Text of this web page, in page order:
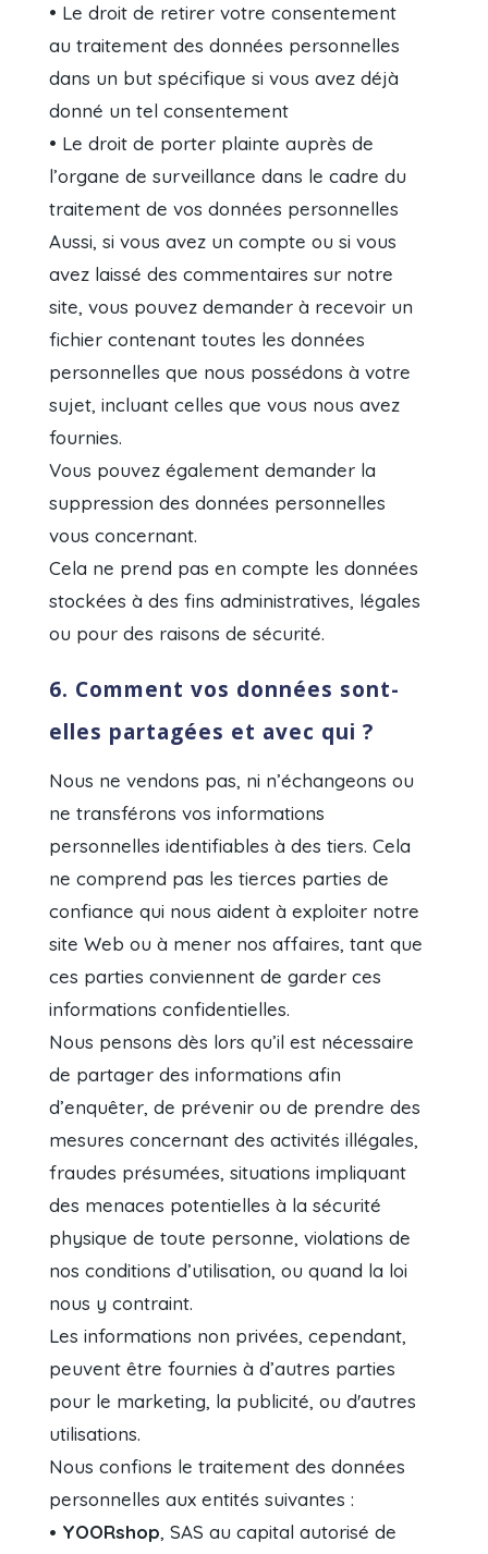
• Le droit de retirer votre consentement
au traitement des données personnelles
dans un but spécifique si vous avez déjà
donné un tel consentement
• Le droit de porter plainte auprès de
l’organe de surveillance dans le cadre du
traitement de vos données personnelles
Aussi, si vous avez un compte ou si vous
avez laissé des commentaires sur notre
site, vous pouvez demander à recevoir un
fichier contenant toutes les données
personnelles que nous possédons à votre
sujet, incluant celles que vous nous avez
fournies.
Vous pouvez également demander la
suppression des données personnelles
vous concernant.
Cela ne prend pas en compte les données
stockées à des fins administratives, légales
ou pour des raisons de sécurité.
6. Comment vos données sont-
elles partagées et avec qui ?
Nous ne vendons pas, ni n’échangeons ou
ne transférons vos informations
personnelles identifiables à des tiers. Cela
ne comprend pas les tierces parties de
confiance qui nous aident à exploiter notre
site Web ou à mener nos affaires, tant que
ces parties conviennent de garder ces
informations confidentielles.
Nous pensons dès lors qu’il est nécessaire
de partager des informations afin
d’enquêter, de prévenir ou de prendre des
mesures concernant des activités illégales,
fraudes présumées, situations impliquant
des menaces potentielles à la sécurité
physique de toute personne, violations de
nos conditions d’utilisation, ou quand la loi
nous y contraint.
Les informations non privées, cependant,
peuvent être fournies à d’autres parties
pour le marketing, la publicité, ou d'autres
utilisations.
Nous confions le traitement des données
personnelles aux entités suivantes :
• YOORshop, SAS au capital autorisé de